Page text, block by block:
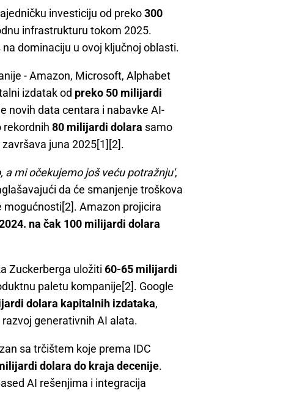
investiciju od preko300
infrastrukturu tokom 2025.
dominaciju u ovoj ključnoj oblasti.
- Amazon, Microsoft, Alphabet
izdatak od preko 50 milijardi
novih data centara i nabavke AI-
rekordnih80 milijardi dolara samo
juna 2025[1][2].
a mi očekujemo još veću potražnju',
da će smanjenje troškova
Amazon projicira
na čak 100 milijardi dolara
Zuckerberga uložiti60-65 milijardi
paletu kompanije[2]. Google
dolara kapitalnih izdataka,
generativnih AI alata.
sa trčištem koje prema IDC
dolara do kraja decenije.
AI rešenjima i integracija